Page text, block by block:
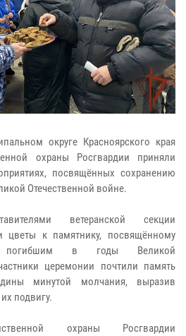
округе Красноярского края
охраны Росгвардии приняли
посвящённых сохранению
Отечественной войне.
ветеранской секции
цветы к памятнику, посвящённому
погибшим в годы Великой
церемонии почтили память
минутой молчания, выразив
подвигу.
охраны Росгвардии